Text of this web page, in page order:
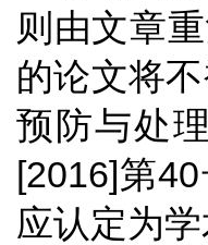
则由文章
的论文将
预防与处
[2016]第
应认定为学